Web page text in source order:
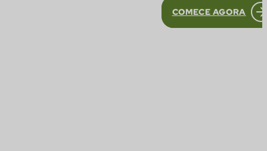
COMECE AGORA